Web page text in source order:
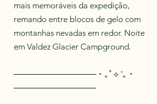
mais memoráveis da expedição,
remando entre blocos de gelo com
montanhas nevadas em redor. Noite
em Valdez Glacier Campground.
────────────── ･ ｡ﾟ⟡ ˚｡ ･
──────────────